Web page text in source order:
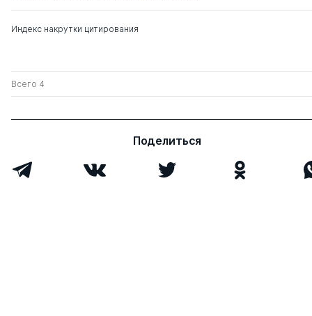
Индекс накрутки цитирования
Всего 4
Поделиться